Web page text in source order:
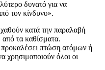
δυνατό για να
τον κίνδυνο».
κατά την παραλαβή
τα καθίσματα.
πτώση ατόμων ή
χρησιμοποιούν όλοι οι